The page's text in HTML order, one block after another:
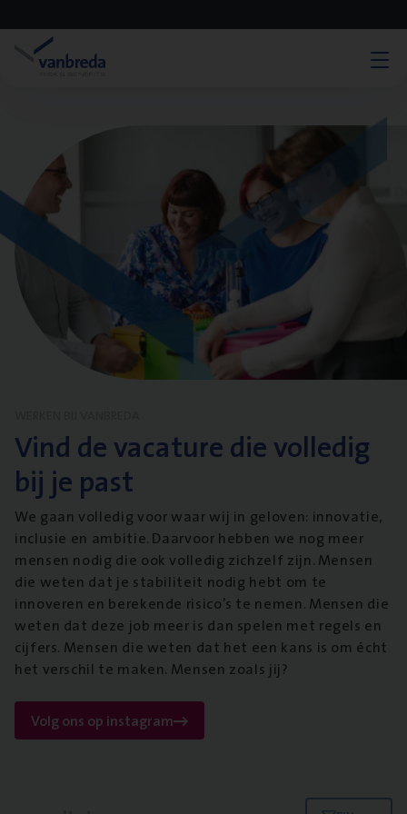
Vind de vacature die volledig
bij je past
We gaan volledig voor waar wij in geloven: innovatie,
inclusie en ambitie. Daarvoor hebben we nog meer
mensen nodig die ook volledig zichzelf zijn. Mensen
die weten dat je stabiliteit nodig hebt om te
innoveren en berekende risico’s te nemen. Mensen die
weten dat deze job meer is dan spelen met regels en
cijfers. Mensen die weten dat het een kans is om écht
het verschil te maken. Mensen zoals jij?
Volg ons op instagram